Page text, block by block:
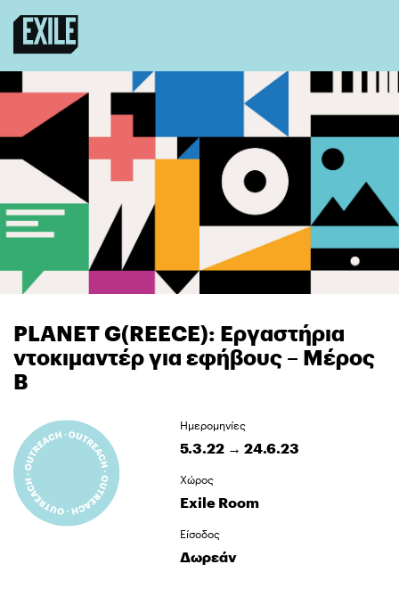
PLANET G(REECE): Εργαστήρια
ντοκιμαντέρ για εφήβους – Μέρος
Β
Ημερομηνίες
5.3.22 → 24.6.23
Χώρος
Exile Room
Είσοδος
Δωρεάν